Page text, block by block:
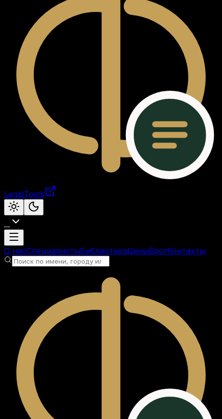
LegalTools
...
Загрузка аккаунта
О насСпециалистыБиблиотекаЦеныБлогКонтакты